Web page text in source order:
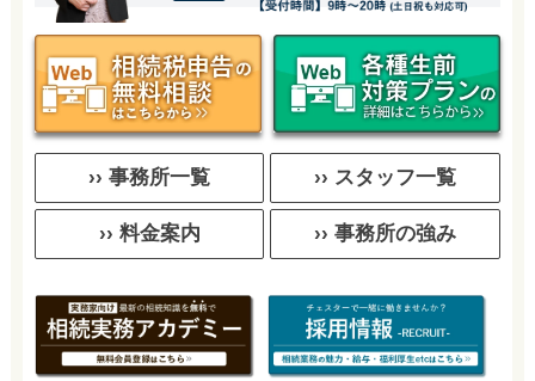
›› 事務所一覧 ›› スタッフ一覧
›› 料金案内 ›› 事務所の強み